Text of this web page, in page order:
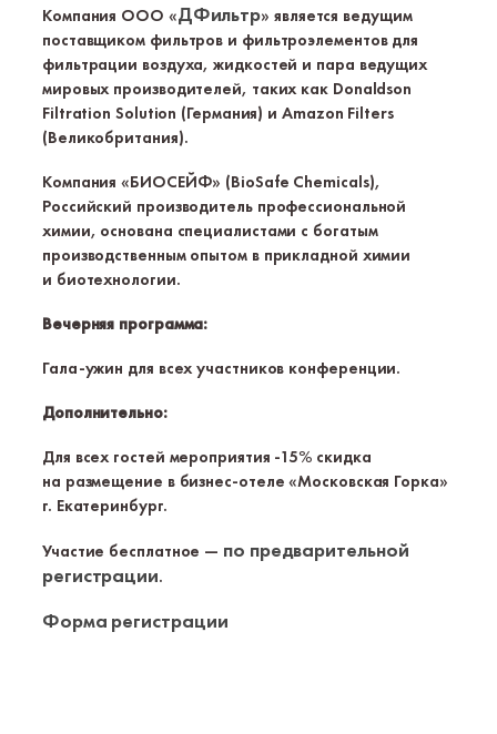
Компания ООО «ДФильтр» является ведущим
поставщиком фильтров и фильтроэлементов для
фильтрации воздуха, жидкостей и пара ведущих
мировых производителей, таких как Donaldson
Filtration Solution (Германия) и Amazon Filters
(Великобритания).
Компания «БИОСЕЙФ» (BioSafe Chemicals),
Российский производитель профессиональной
химии, основана специалистами с богатым
производственным опытом в прикладной химии
и биотехнологии.
Вечерняя программа:
Гала-ужин для всех участников конференции.
Дополнительно:
Для всех гостей мероприятия -15% скидка
на размещение в бизнес-отеле «Московская Горка»
г. Екатеринбург.
Участие бесплатное — по предварительной
регистрации.
Форма регистрации